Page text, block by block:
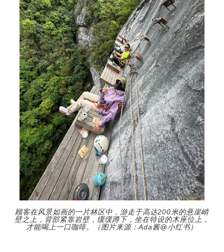
顾客在风景如画的一片林区中，游走于高达200米的悬崖峭
壁之上，背部紧靠岩壁，缓缓蹲下，坐在特设的木座位上，
才能喝上一口咖啡。（图片来源：Ada酱@小红书）